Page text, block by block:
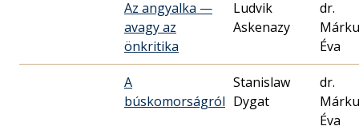
Az angyalka —
avagy az
önkritika
Ludvik
Askenazy
dr.
Éva
A
búskomorságról
Stanislaw
Dygat
dr.
Éva